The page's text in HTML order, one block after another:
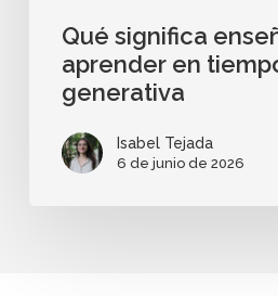
Qué significa
aprender en
generativa
Isabel Tejada
6 de junio de 2026